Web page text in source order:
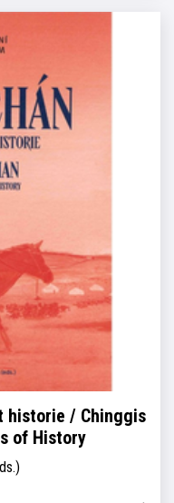
historie / Chinggis
of History